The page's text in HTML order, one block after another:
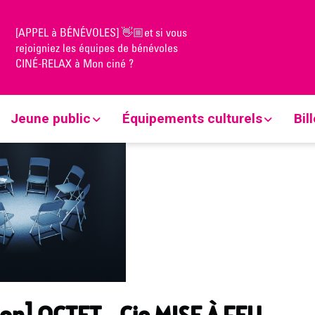
[APPEL à BÉNÉVOLES] 👋🏼et si vous
rejoigniez les équipes de bénévoles
CINÉ-RELAX à Mon ciné ?
Jeune public Équipements culturels
OCTET – Cie MISE À FEU📍L’heure bleue